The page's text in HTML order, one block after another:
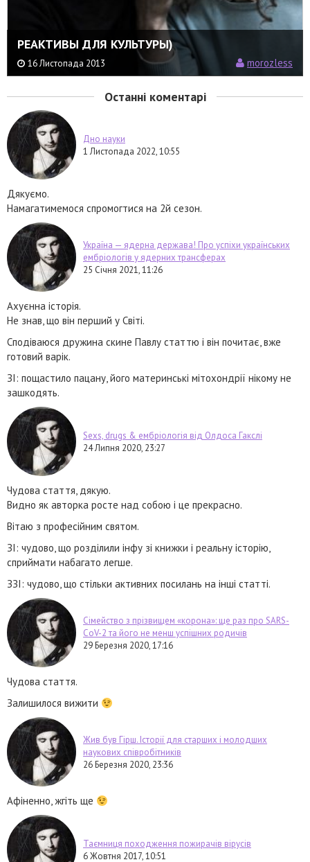
РЕАКТИВЫ ДЛЯ КУЛЬТУРЫ)
16 Листопада 2013 morozless
Останні коментарі
Дно науки
1 Листопада 2022, 10:55
Дякуємо.
Намагатимемося спромогтися на 2й сезон.
Україна — ядерна держава! Про успіхи українських
ембріологів у ядерних трансферах
25 Січня 2021, 11:26
Ахуєнна історія.
Не знав, що він перший у Світі.
Сподіваюся дружина скине Павлу статтю і він почитає, вже
готовий варік.
ЗІ: пощастило пацану, його материнські мітохондрії нікому не
зашкодять.
Sexs, drugs & ембріологія від Олдоса Гакслі
24 Липня 2020, 23:27
Чудова стаття, дякую.
Видно як авторка росте над собою і це прекрасно.
Вітаю з професійним святом.
ЗІ: чудово, що розділили інфу зі книжки і реальну історію,
сприймати набагато легше.
ЗЗІ: чудово, що стільки активних посилань на інші статті.
Сімейство з прізвищем «корона»: ще раз про SARS-
CoV-2 та його не менш успішних родичів
29 Березня 2020, 17:16
Чудова стаття.
Залишилося вижити
Жив був Гірш. Історії для старших і молодших
наукових співробітників
26 Березня 2020, 23:36
Афіненно, жгіть ще
Таємниця походження пожирачів вірусів
6 Жовтня 2017, 10:51